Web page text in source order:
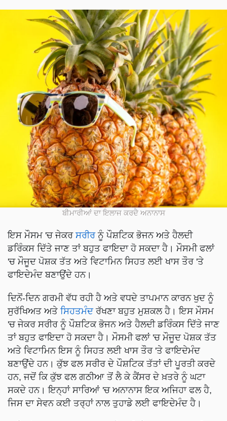
ਬੀਮਾਰੀਆਂ ਦਾ ਇਲਾਜ ਕਰਦੈ ਅਨਾਨਾਸ
ਇਸ ਮੌਸਮ 'ਚ ਜੇਕਰ ਸਰੀਰਨੂੰ ਪੌਸ਼ਟਿਕ ਭੋਜਨ ਅਤੇ ਹੈਲਦੀ
ਡਰਿੰਕਸ ਦਿੱਤੇ ਜਾਣ ਤਾਂ ਬਹੁਤ ਫਾਇਦਾ ਹੋ ਸਕਦਾ ਹੈ। ਮੌਸਮੀ ਫਲਾਂ
'ਚ ਮੌਜੂਦ ਪੋਸ਼ਕ ਤੱਤ ਅਤੇ ਵਿਟਾਮਿਨ ਸਿਹਤ ਲਈ ਖਾਸ ਤੌਰ 'ਤੇ
ਫਾਇਦੇਮੰਦ ਬਣਾਉਂਦੇ ਹਨ।
ਦਿਨੋਂ-ਦਿਨ ਗਰਮੀ ਵੱਧ ਰਹੀ ਹੈ ਅਤੇ ਵਧਦੇ ਤਾਪਮਾਨ ਕਾਰਨ ਖੁਦ ਨੂੰ
ਸੁਰੱਖਿਅਤ ਅਤੇ ਸਿਹਤਮੰਦਰੱਖਣਾ ਬਹੁਤ ਮੁਸ਼ਕਲ ਹੈ। ਇਸ ਮੌਸਮ
'ਚ ਜੇਕਰ ਸਰੀਰ ਨੂੰ ਪੌਸ਼ਟਿਕ ਭੋਜਨ ਅਤੇ ਹੈਲਦੀ ਡਰਿੰਕਸ ਦਿੱਤੇ ਜਾਣ
ਤਾਂ ਬਹੁਤ ਫਾਇਦਾ ਹੋ ਸਕਦਾ ਹੈ। ਮੌਸਮੀ ਫਲਾਂ 'ਚ ਮੌਜੂਦ ਪੋਸ਼ਕ ਤੱਤ
ਅਤੇ ਵਿਟਾਮਿਨ ਇਸ ਨੂੰ ਸਿਹਤ ਲਈ ਖਾਸ ਤੌਰ 'ਤੇ ਫਾਇਦੇਮੰਦ
ਬਣਾਉਂਦੇ ਹਨ। ਕੁੱਝ ਫਲ ਸਰੀਰ ਦੇ ਪੌਸ਼ਟਿਕ ਤੱਤਾਂ ਦੀ ਪੂਰਤੀ ਕਰਦੇ
ਹਨ, ਜਦੋਂ ਕਿ ਕੁੱਝ ਫਲ ਗਠੀਆ ਤੋਂ ਲੈ ਕੇ ਕੈਂਸਰ ਦੇ ਖ਼ਤਰੇ ਨੂੰ ਘਟਾ
ਸਕਦੇ ਹਨ। ਇਨ੍ਹਾਂ ਸਾਰਿਆਂ 'ਚ ਅਨਾਨਾਸ ਇਕ ਅਜਿਹਾ ਫਲ ਹੈ,
ਜਿਸ ਦਾ ਸੇਵਨ ਕਈ ਤਰ੍ਹਾਂ ਨਾਲ ਤੁਹਾਡੇ ਲਈ ਫਾਇਦੇਮੰਦ ਹੈ।